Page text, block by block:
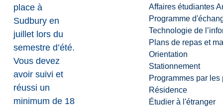
Affaires étudiantes
Programme
Technologie de
Plans de repas et
Orientation
Stationnement
Programmes par les
Résidence
Étudier à l'étranger
place à
Sudbury en
juillet lors du
semestre d’été.
Vous devez
avoir suivi et
réussi un
minimum de 18